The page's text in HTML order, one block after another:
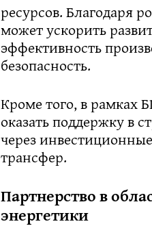
ресурсов. Благодаря
может ускорить
эффективность
безопасность.
Кроме того, в рамках
оказать поддержку в
через
трансфер.
Партнерство в
энергетики